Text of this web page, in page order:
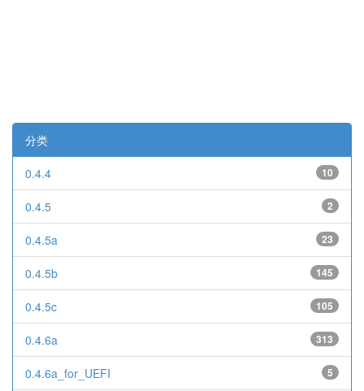
分类
10
0.4.4
2
0.4.5
23
0.4.5a
145
0.4.5b
105
0.4.5c
313
0.4.6a
5
0.4.6a_for_UEFI